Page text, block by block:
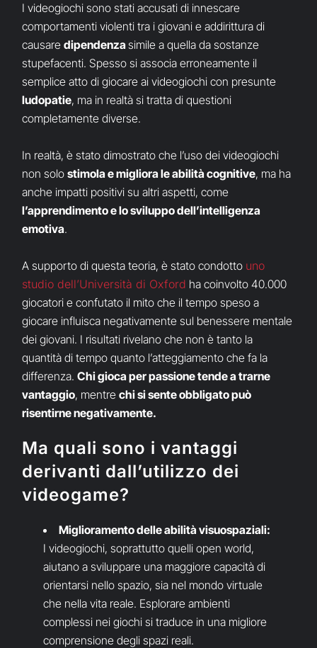
I videogiochi sono stati accusati di innescare
comportamenti violenti tra i giovani e addirittura di
causaredipendenzasimile a quella da sostanze
stupefacenti. Spesso si associa erroneamente il
semplice atto di giocare ai videogiochi con presunte
ludopatie, ma in realtà si tratta di questioni
completamente diverse.
In realtà, è stato dimostrato che l’uso dei videogiochi
non solostimola e migliora le abilità cognitive, ma ha
anche impatti positivi su altri aspetti, come
l’apprendimento e lo sviluppo dell’intelligenza
emotiva.
A supporto di questa teoria, è stato condotto uno
studio dell’Università di Oxford ha coinvolto 40.000
giocatori e confutato il mito che il tempo speso a
giocare influisca negativamente sul benessere mentale
dei giovani. I risultati rivelano che non è tanto la
quantità di tempo quanto l’atteggiamento che fa la
differenza.Chi gioca per passione tende a trarne
vantaggio, mentrechi si sente obbligato può
risentirne negativamente.
Ma quali sono i vantaggi
derivanti dall’utilizzo dei
videogame?
Miglioramento delle abilità visuospaziali:
I videogiochi, soprattutto quelli open world,
aiutano a sviluppare una maggiore capacità di
orientarsi nello spazio, sia nel mondo virtuale
che nella vita reale. Esplorare ambienti
complessi nei giochi si traduce in una migliore
comprensione degli spazi reali.